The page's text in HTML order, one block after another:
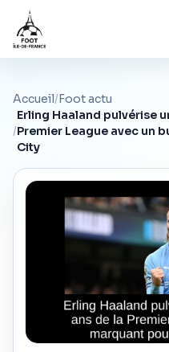
Accueil/Foot actu
/
Erling Haaland pulvérise
Premier League avec un
City